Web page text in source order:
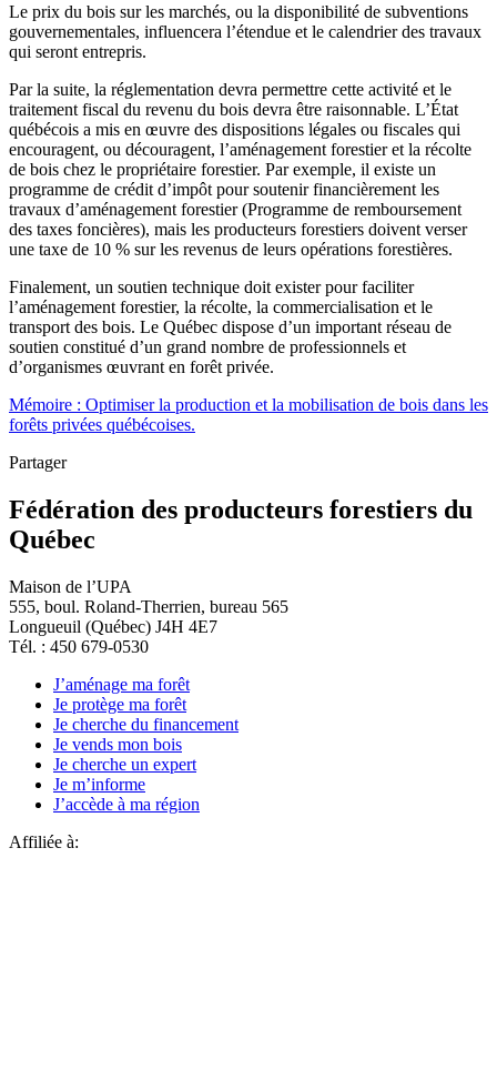
Le prix du bois sur les marchés, ou la disponibilité de subventions
gouvernementales, influencera l’étendue et le calendrier des travaux
qui seront entrepris.
Par la suite, la réglementation devra permettre cette activité et le
traitement fiscal du revenu du bois devra être raisonnable. L’État
québécois a mis en œuvre des dispositions légales ou fiscales qui
encouragent, ou découragent, l’aménagement forestier et la récolte
de bois chez le propriétaire forestier. Par exemple, il existe un
programme de crédit d’impôt pour soutenir financièrement les
travaux d’aménagement forestier (Programme de remboursement
des taxes foncières), mais les producteurs forestiers doivent verser
une taxe de 10 % sur les revenus de leurs opérations forestières.
Finalement, un soutien technique doit exister pour faciliter
l’aménagement forestier, la récolte, la commercialisation et le
transport des bois. Le Québec dispose d’un important réseau de
soutien constitué d’un grand nombre de professionnels et
d’organismes œuvrant en forêt privée.
Mémoire : Optimiser la production et la mobilisation de bois dans les
forêts privées québécoises.
Partager
Fédération des producteurs forestiers du
Québec
Maison de l’UPA
555, boul. Roland-Therrien, bureau 565
Longueuil (Québec) J4H 4E7
Tél. : 450 679-0530
J’aménage ma forêt
Je protège ma forêt
Je cherche du financement
Je vends mon bois
Je cherche un expert
Je m’informe
J’accède à ma région
Affiliée à: